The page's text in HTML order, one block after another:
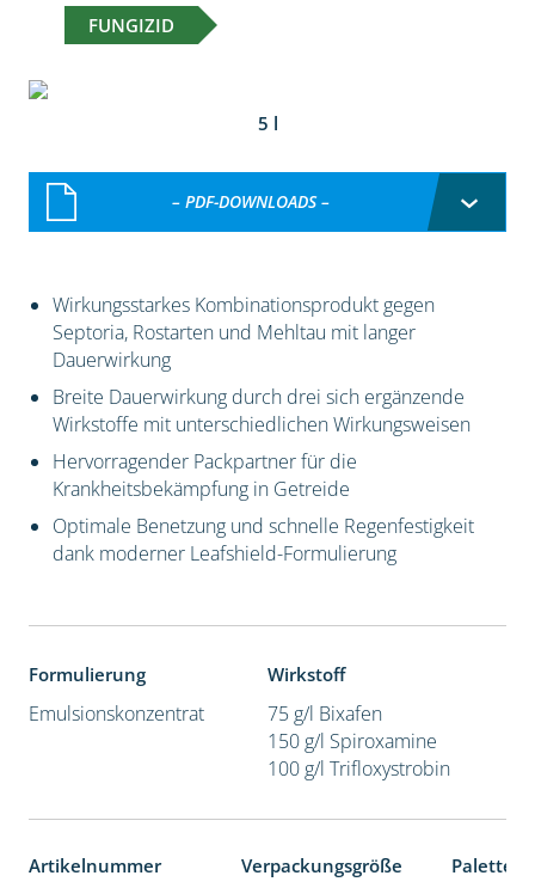
FUNGIZID
5 l
– PDF-DOWNLOADS –
Wirkungsstarkes Kombinationsprodukt gegen
Septoria, Rostarten und Mehltau mit langer
Dauerwirkung
Breite Dauerwirkung durch drei sich ergänzende
Wirkstoffe mit unterschiedlichen Wirkungsweisen
Hervorragender Packpartner für die
Krankheitsbekämpfung in Getreide
Optimale Benetzung und schnelle Regenfestigkeit
dank moderner Leafshield-Formulierung
Formulierung
Emulsionskonzentrat
Wirkstoff
75 g/l Bixafen
150 g/l Spiroxamine
100 g/l Trifloxystrobin
Artikelnummer Verpackungsgröße